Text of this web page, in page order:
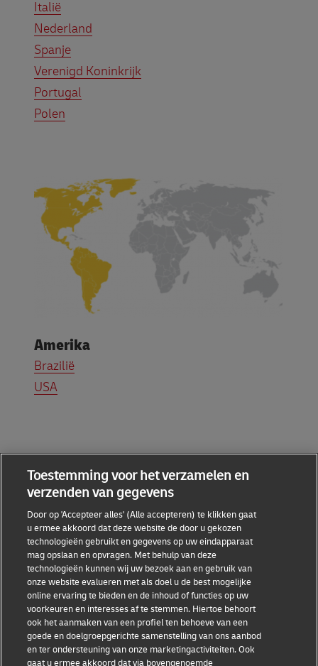
Italië
Nederland
Spanje
Verenigd Koninkrijk
Portugal
Polen
Amerika
Brazilië
USA
Handige links
Helpdesk
DHL
Toestemming voor het verzamelen en
verzenden van gegevens
Door op 'Accepteer alles' (Alle accepteren) te klikken gaat
u ermee akkoord dat deze website de door u gekozen
technologieën gebruikt en gegevens op uw eindapparaat
mag opslaan en opvragen. Met behulp van deze
technologieën kunnen wij uw bezoek aan en gebruik van
onze website evalueren met als doel u de best mogelijke
online ervaring te bieden en de inhoud of functies op uw
voorkeuren en interesses af te stemmen. Hiertoe behoort
ook het aanmaken van een profiel ten behoeve van een
goede en doelgroepgerichte samenstelling van ons aanbod
en ter ondersteuning van onze marketingactiviteiten. Ook
gaat u ermee akkoord dat via bovengenoemde